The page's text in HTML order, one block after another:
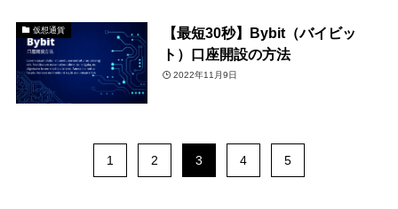
仮想通貨
【最短30秒】Bybit（バイビッ
ト）口座開設の方法
2022年11月9日
1 2 3 4 5